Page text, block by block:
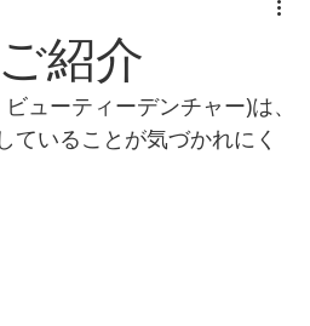
紹介
ューティーデンチャー)は、
いることが気づかれにく